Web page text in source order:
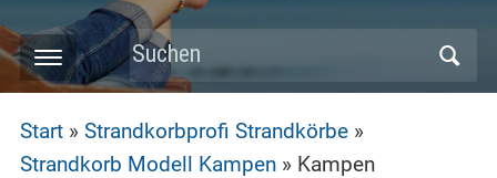
Toggle
menu
Search
for:
Start» Strandkorbprofi Strandkörbe»
Strandkorb Modell Kampen» Kampen